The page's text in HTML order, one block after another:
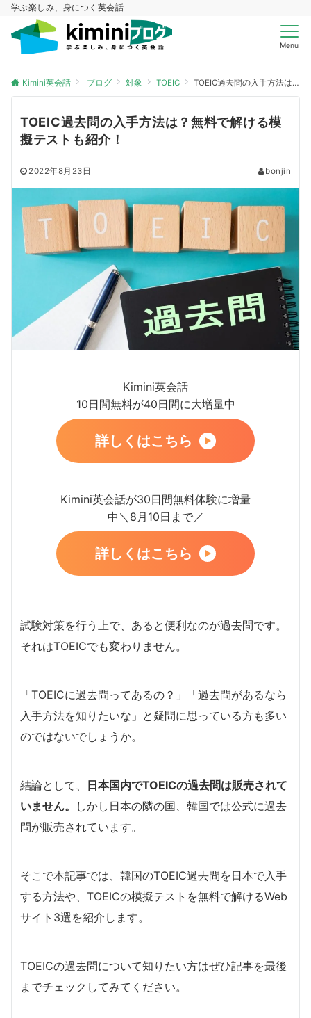
学ぶ楽しみ、身につく英会話
Menu
Kimini英会話 ブログ 対象 TOEIC TOEIC過去問の入手方法は？無料で解ける模擬テストも紹介！
TOEIC過去問の入手方法は？無料で解ける模
擬テストも紹介！
2022年8月23日 bonjin
Kimini英会話
10日間無料が40日間に大増量中
詳しくはこちら
Kimini英会話が30日間無料体験に増量
中＼8月10日まで／
詳しくはこちら
試験対策を行う上で、あると便利なのが過去問です。
それはTOEICでも変わりません。
「TOEICに過去問ってあるの？」「過去問があるなら
入手方法を知りたいな」と疑問に思っている方も多い
のではないでしょうか。
結論として、 日本国内でTOEICの過去問は販売されて
いません。
しかし日本の隣の国、韓国では公式に過去
問が販売されています。
そこで本記事では、韓国のTOEIC過去問を日本で入手
する方法や、TOEICの模擬テストを無料で解けるWeb
サイト3選を紹介します。
TOEICの過去問について知りたい方はぜひ記事を最後
までチェックしてみてください。